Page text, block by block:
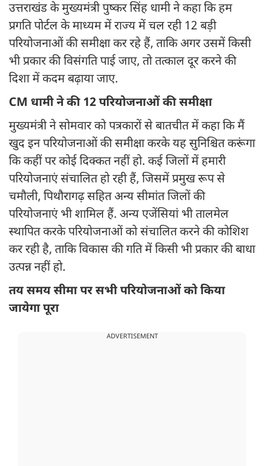
उत्तराखंड के मुख्यमंत्री पुष्कर सिंह धामी ने कहा कि हम
प्रगति पोर्टल के माध्यम में राज्य में चल रही 12 बड़ी
परियोजनाओं की समीक्षा कर रहे हैं, ताकि अगर उसमें किसी
भी प्रकार की विसंगति पाई जाए, तो तत्काल दूर करने की
दिशा में कदम बढ़ाया जाए.
CM धामी ने की 12 परियोजनाओं की समीक्षा
मुख्यमंत्री ने सोमवार को पत्रकारों से बातचीत में कहा कि मैं
खुद इन परियोजनाओं की समीक्षा करके यह सुनिश्चित करूंगा
कि कहीं पर कोई दिक्कत नहीं हो. कई जिलों में हमारी
परियोजनाएं संचालित हो रही हैं, जिसमें प्रमुख रूप से
चमौली, पिथौरागढ़ सहित अन्य सीमांत जिलों की
परियोजनाएं भी शामिल हैं. अन्य एजेंसियां भी तालमेल
स्थापित करके परियोजनाओं को संचालित करने की कोशिश
कर रही है, ताकि विकास की गति में किसी भी प्रकार की बाधा
उत्पन्न नहीं हो.
तय समय सीमा पर सभी परियोजनाओं को किया
जायेगा पूरा
ADVERTISEMENT